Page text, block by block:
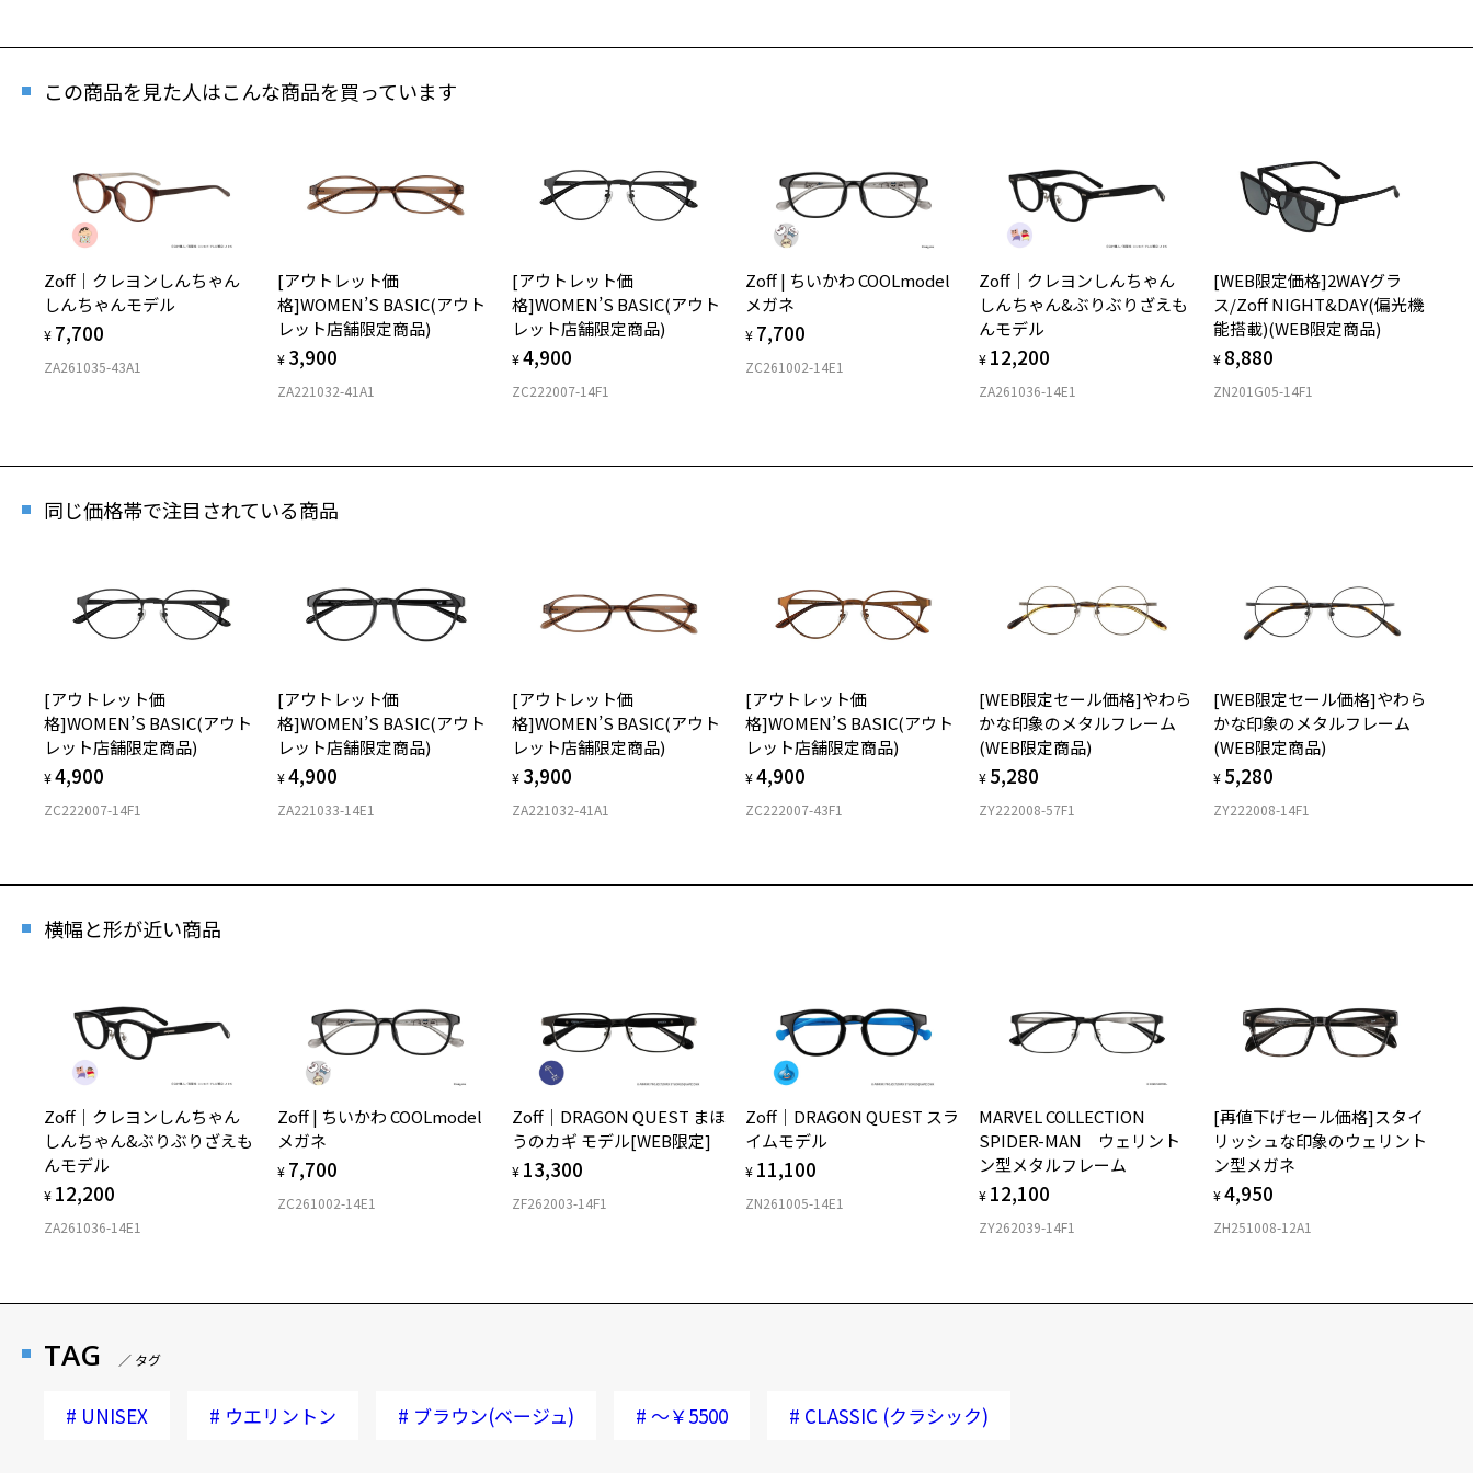
お気に入り
お気に入りに追加済です。
お気に入りリストはこちら
再入荷お知らせメールのお申し込み
[スペシャルプライス]多彩な表情を楽しめるプラスチックフレーム
商品番号：ZA221024-41A1/フレームカラー：ブラウン(ベージュ)/単価：￥3,520
ログインして申し込む
※商品が再入荷された際にメールでお知らせします。
店舗への再入荷ではございませんのでご了承ください。
ZA221024-41A1:こなれ感のあるべっこうブラウン。
普段使いとしてはもちろん、普段メガネを着用されない方にもファッシ
ョンアイテムとしておすすめです。
トレンド感のあるプラスチックフレームは掛けるだけで今っぽい印象
※柄や色味の出方に個体差があり、画像と異なる場合がございます。
CLASSIC(クラシック) 特集ページをみる
お持ちのZoffメガネサイズを確認するには？
仕上がり寸法
D 仕上がりの横幅：約138mm
E 仕上がりの縦幅：約45mm
ウエリントン
フロント素材：アセテート
安心2 視力測定無料
視力の変化を早めに発見するために、定期的な視力測定をおす
すめいたします。
安心3 かかり具合調整無料
フレームの歪みやかかり具合の調整・クリーニングは、全国の
Zoff店舗にていつでも対応いたします。
＜メガネの度数情報がわからない方へ＞
オンラインストアでフレームのみ購入して、
ご購入時に「レンズ交換券」をお選びいただくと、実店舗で度数を測定
のうえ、
度付きレンズ（標準セットレンズ）へ無料交換いただけます。
詳しくはこちら
実店舗で度数を測定いただけます
この商品を見た人はこんな商品を買っています
Zoff｜クレヨンしんちゃん
しんちゃんモデル
¥ 7,700
ZA261035-43A1
[アウトレット価
格]WOMEN’S BASIC(アウト
レット店舗限定商品)
¥ 3,900
ZA221032-41A1
[アウトレット価
格]WOMEN’S BASIC(アウト
レット店舗限定商品)
¥4,900
ZC222007-14F1
Zoff | ちいかわ COOLmodel
メガネ
¥ 7,700
ZC261002-14E1
Zoff｜クレヨンしんちゃん
しんちゃん&ぶりぶりざえも
んモデル
¥ 12,200
ZA261036-14E1
[WEB限定価格]2WAYグラ
ス/Zoff NIGHT&DAY(偏光機
能搭載)(WEB限定商品)
¥ 8,880
ZN201G05-14F1
同じ価格帯で注目されている商品
[アウトレット価
格]WOMEN’S BASIC(アウト
レット店舗限定商品)
¥4,900
ZC222007-14F1
[アウトレット価
格]WOMEN’S BASIC(アウト
レット店舗限定商品)
¥4,900
ZA221033-14E1
[アウトレット価
格]WOMEN’S BASIC(アウト
レット店舗限定商品)
¥ 3,900
ZA221032-41A1
[アウトレット価
格]WOMEN’S BASIC(アウト
レット店舗限定商品)
¥4,900
ZC222007-43F1
[WEB限定セール価格]やわら
かな印象のメタルフレーム
(WEB限定商品)
¥ 5,280
ZY222008-57F1
[WEB限定セール価格]やわら
かな印象のメタルフレーム
(WEB限定商品)
¥ 5,280
ZY222008-14F1
横幅と形が近い商品
Zoff｜クレヨンしんちゃん
しんちゃん&ぶりぶりざえも
んモデル
¥ 12,200
ZA261036-14E1
Zoff | ちいかわ COOLmodel
メガネ
¥ 7,700
ZC261002-14E1
Zoff｜DRAGON QUEST まほ
うのカギ モデル[WEB限定]
¥ 13,300
ZF262003-14F1
Zoff｜DRAGON QUEST スラ
イムモデル
¥ 11,100
ZN261005-14E1
MARVEL COLLECTION
SPIDER-MAN ウェリント
ン型メタルフレーム
¥ 12,100
ZY262039-14F1
[再値下げセール価格]スタイ
リッシュな印象のウェリント
ン型メガネ
¥4,950
ZH251008-12A1
TAG ／ タグ
# UNISEX # ウエリントン # ブラウン(ベージュ) # ～￥5500 # CLASSIC (クラシック)